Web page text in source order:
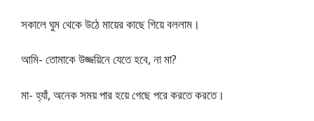
সকালে ঘুম থেকে উঠে মায়ের কাছে গিয়ে বললাম।
আমি- তোমাকে উজ্জয়িনে যেতে হবে, না মা?
মা- হ্যাঁ, অনেক সময় পার হয়ে গেছে পরে করতে করতে।